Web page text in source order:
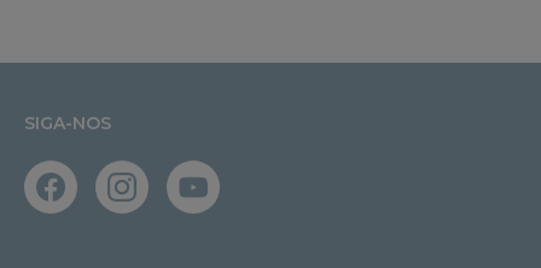
SIGA-NOS